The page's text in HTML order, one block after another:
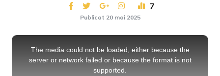
7
Publicat 20 mai 2025
This
The media could not be loaded, either because the
server or network failed or because the format is not
supported.